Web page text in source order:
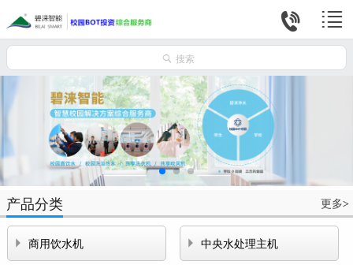


 搜索
产品分类 更多>
 商用饮水机  中央水处理主机